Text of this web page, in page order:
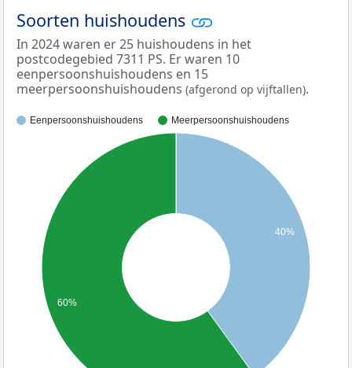
Soorten huishoudens
In 2024 waren er 25 huishoudens in het
postcodegebied 7311 PS. Er waren 10
eenpersoonshuishoudens en 15
meerpersoonshuishoudens (afgerond op vijftallen).
Eenpersoonshuishoudens Meerpersoonshuishoudens
40%
60%